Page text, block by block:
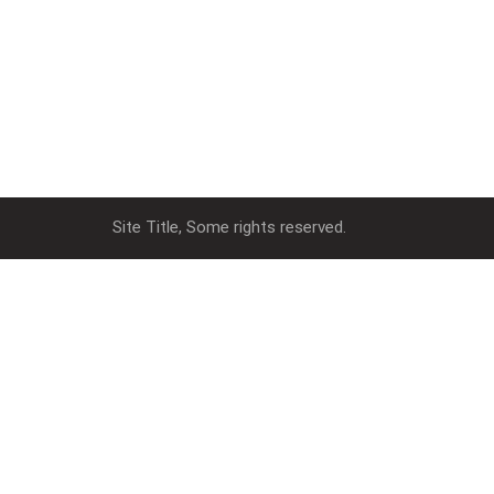
Site Title, Some rights reserved.